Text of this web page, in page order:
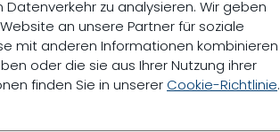
zu analysieren. Wir geben
an unsere Partner für soziale
mit anderen Informationen kombinieren
oder die sie aus Ihrer Nutzung ihrer
finden Sie in unserer Cookie-Richtlinie.